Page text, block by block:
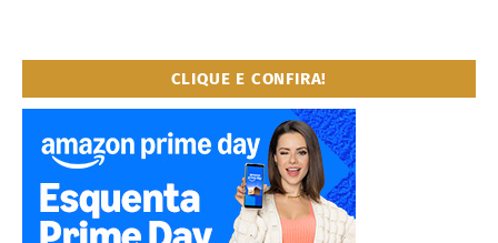
CLIQUE E CONFIRA!